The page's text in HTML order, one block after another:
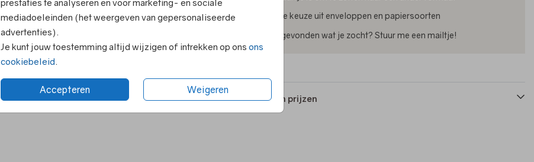
mediadoeleinden (het weergeven van gepersonaliseerde
advertenties).
Je kunt jouw toestemming altijd wijzigen of intrekken op ons ons
cookiebeleid
Accepteren Weigeren
Ruime keuze uit enveloppen en papiersoorten
Niet gevonden wat je zocht? Stuur me een mailtje!
Formaten en prijzen